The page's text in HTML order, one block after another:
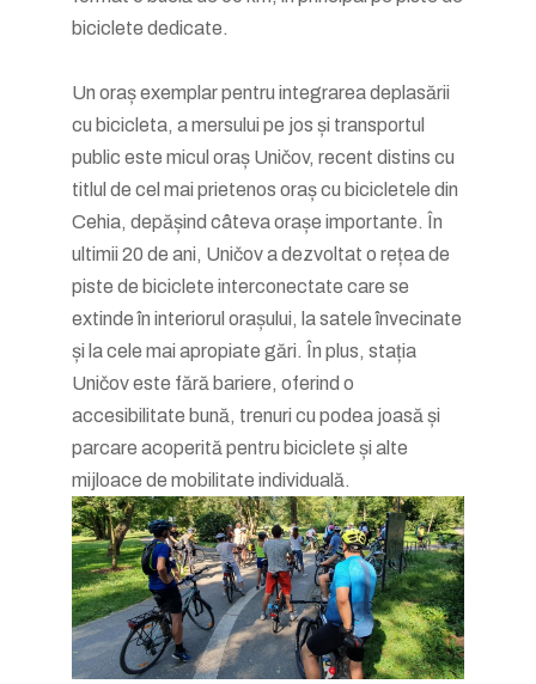
biciclete dedicate.
Un oraș exemplar pentru integrarea deplasării
cu bicicleta, a mersului pe jos și transportul
public este micul oraș Uničov, recent distins cu
titlul de cel mai prietenos oraș cu bicicletele din
Cehia, depășind câteva orașe importante. În
ultimii 20 de ani, Uničov a dezvoltat o rețea de
piste de biciclete interconectate care se
extinde în interiorul orașului, la satele învecinate
și la cele mai apropiate gări. În plus, stația
Uničov este fără bariere, oferind o
accesibilitate bună, trenuri cu podea joasă și
parcare acoperită pentru biciclete și alte
mijloace de mobilitate individuală.